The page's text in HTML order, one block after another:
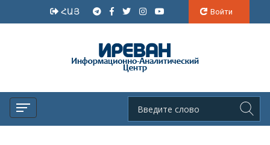
ՀԱՅ Войти